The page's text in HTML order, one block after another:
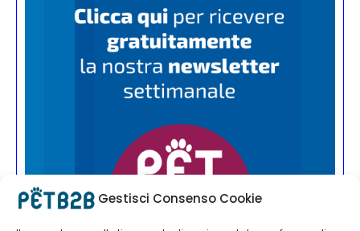
Gestisci Consenso Cookie